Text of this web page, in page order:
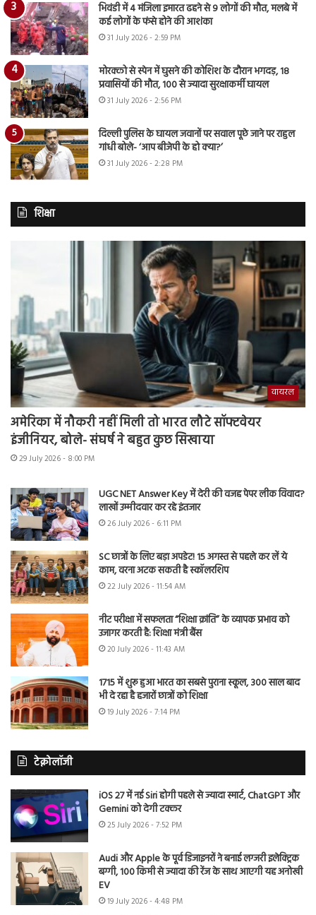
भिवंडी में 4 मंजिला इमारत ढहने से 9 लोगों की मौत, मलबे में
कई लोगों के फंसे होने की आशंका
31 July 2026 - 2:59 PM
मोरक्को से स्पेन में घुसने की कोशिश के दौरान भगदड़, 18
प्रवासियों की मौत, 100 से ज्यादा सुरक्षाकर्मी घायल
31 July 2026 - 2:56 PM
दिल्ली पुलिस के घायल जवानों पर सवाल पूछे जाने पर राहुल
गांधी बोले- ‘आप बीजेपी के हो क्या?’
31 July 2026 - 2:28 PM
शिक्षा
वायरल
अमेरिका में नौकरी नहीं मिली तो भारत लौटे सॉफ्टवेयर
इंजीनियर, बोले- संघर्ष ने बहुत कुछ सिखाया
29 July 2026 - 8:00 PM
UGC NET Answer Key में देरी की वजह पेपर लीक विवाद?
लाखों उम्मीदवार कर रहे इंतजार
26 July 2026 - 6:11 PM
SC छात्रों के लिए बड़ा अपडेट! 15 अगस्त से पहले कर लें ये
काम, वरना अटक सकती है स्कॉलरशिप
22 July 2026 - 11:54 AM
नीट परीक्षा में सफलता “शिक्षा क्रांति” के व्यापक प्रभाव को
उजागर करती है: शिक्षा मंत्री बैंस
20 July 2026 - 11:43 AM
1715 में शुरू हुआ भारत का सबसे पुराना स्कूल, 300 साल बाद
भी दे रहा है हजारों छात्रों को शिक्षा
19 July 2026 - 7:14 PM
टेक्नोलॉजी
iOS 27 में नई Siri होगी पहले से ज्यादा स्मार्ट, ChatGPT और
Gemini को देगी टक्कर
25 July 2026 - 7:52 PM
Audi और Apple के पूर्व डिजाइनरों ने बनाई लग्जरी इलेक्ट्रिक
बग्गी, 100 किमी से ज्यादा की रेंज के साथ आएगी यह अनोखी
EV
19 July 2026 - 4:48 PM